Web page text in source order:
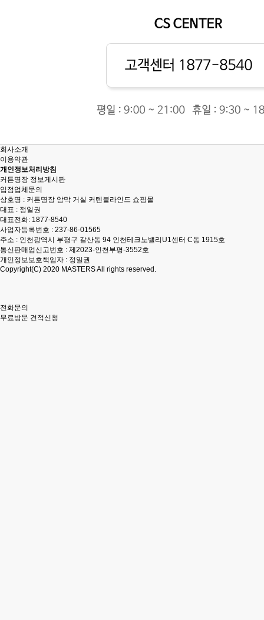
회사소개
이용약관
개인정보처리방침
커튼명장 정보게시판
입점업체문의
상호명 : 커튼명장 암막 거실 커텐블라인드 쇼핑몰
대표 : 정일권
대표전화: 1877-8540
사업자등록번호 : 237-86-01565
주소 : 인천광역시 부평구 갈산동 94 인천테크노밸리U1센터 C동 1915호
통신판매업신고번호 : 제2023-인천부평-3552호
개인정보보호책임자 : 정일권
Copyright(C) 2020 MASTERSAll rights reserved.
전화문의
무료방문 견적신청